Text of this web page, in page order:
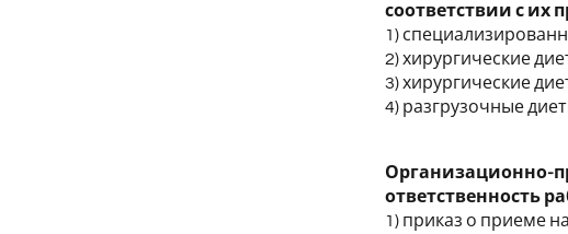
соответствии с их
1)
2) хирургические
3) хирургические
4) разгрузочные
Организационно-
ответственность
1) приказ о приеме